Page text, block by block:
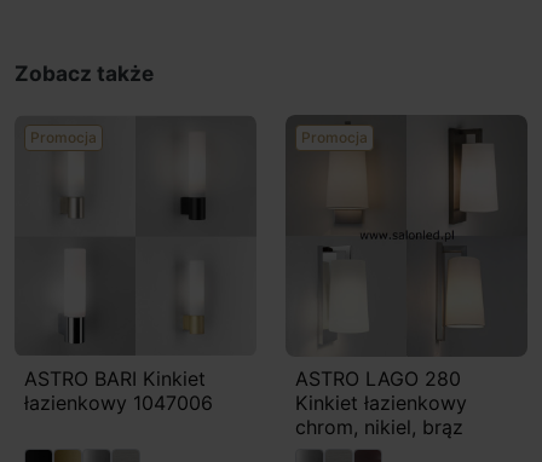
Zobacz także
Promocja
ASTRO BARI Kinkiet
łazienkowy 1047006
Promocja
ASTRO LAGO 280
Kinkiet łazienkowy
chrom, nikiel, brąz